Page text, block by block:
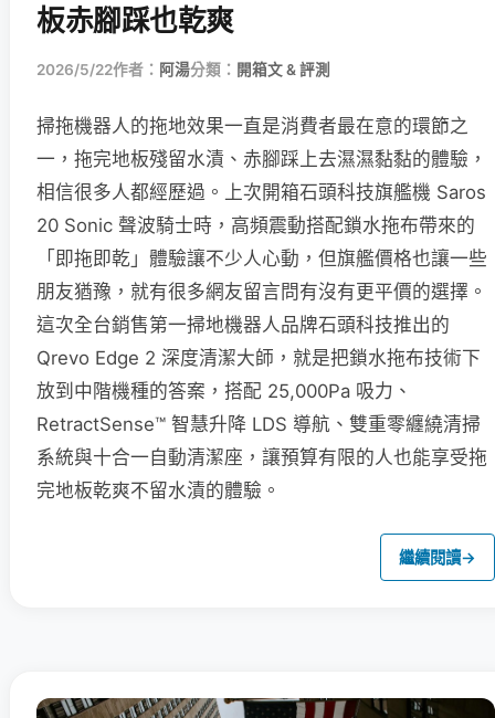
板赤腳踩也乾爽
2026/5/22作者： 阿湯分類： 開箱文 & 評測
掃拖機器人的拖地效果一直是消費者最在意的環節之
一，拖完地板殘留水漬、赤腳踩上去濕濕黏黏的體驗，
相信很多人都經歷過。上次開箱石頭科技旗艦機 Saros
20 Sonic 聲波騎士時，高頻震動搭配鎖水拖布帶來的
「即拖即乾」體驗讓不少人心動，但旗艦價格也讓一些
朋友猶豫，就有很多網友留言問有沒有更平價的選擇。
這次全台銷售第一掃地機器人品牌石頭科技推出的
Qrevo Edge 2 深度清潔大師，就是把鎖水拖布技術下
放到中階機種的答案，搭配 25,000Pa 吸力、
RetractSense™ 智慧升降 LDS 導航、雙重零纏繞清掃
系統與十合一自動清潔座，讓預算有限的人也能享受拖
完地板乾爽不留水漬的體驗。
繼續閱讀→